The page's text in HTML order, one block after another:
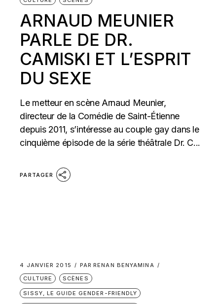
ARNAUD MEUNIER
PARLE DE DR.
CAMISKI ET L’ESPRIT
DU SEXE
Le metteur en scène Arnaud Meunier,
directeur de la Comédie de Saint-Étienne
depuis 2011, s’intéresse au couple gay dans le
cinquième épisode de la série théâtrale Dr. C...
PARTAGER
4 JANVIER 2015 PAR RENAN BENYAMINA
CULTURE
SCÈNES
SISSY, LE GUIDE GENDER-FRIENDLY